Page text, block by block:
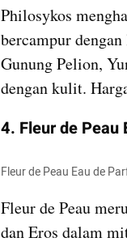
Philosykos
bercampur
Gunung Pelion,
dengan kulit.
4. Fleur de Peau
Fleur de Peau Eau de
Fleur de Peau
dan Eros dalam